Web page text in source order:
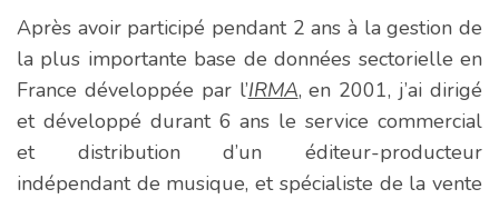
Après avoir participé pendant 2 ans à la gestion de
la plus importante base de données sectorielle en
France développée par l’IRMA, en 2001, j’ai dirigé
et développé durant 6 ans le service commercial
et distribution d’un éditeur-producteur
indépendant de musique, et spécialiste de la vente